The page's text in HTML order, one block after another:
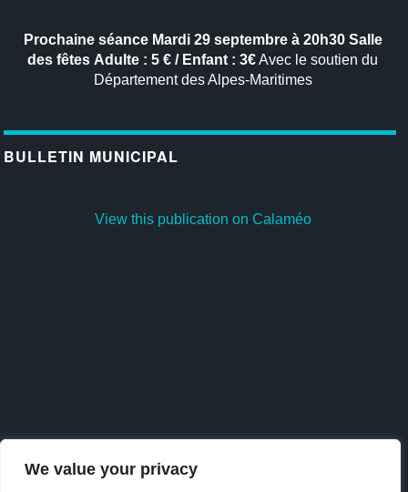
We value your privacy
Prochaine séanceMardi 29 septembre à 20h30 Salle
des fêtes Adulte : 5 € / Enfant : 3€Avec le soutien du
Département des Alpes-Maritimes
BULLETIN MUNICIPAL
View this publication on Calaméo